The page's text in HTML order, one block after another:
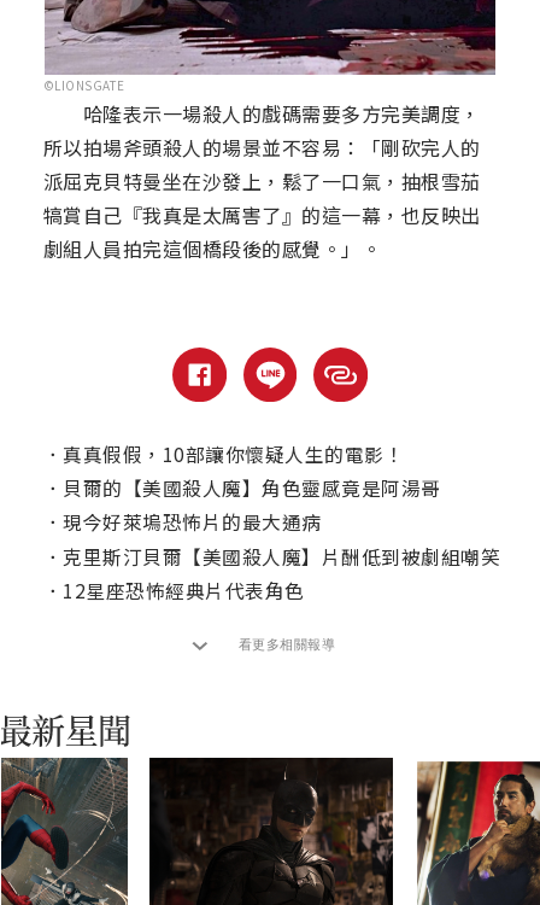
©LIONSGATE
哈隆表示一場殺人的戲碼需要多方完美調度，
所以拍場斧頭殺人的場景並不容易：「剛砍完人的
派屈克貝特曼坐在沙發上，鬆了一口氣，抽根雪茄
犒賞自己『我真是太厲害了』的這一幕，也反映出
劇組人員拍完這個橋段後的感覺。」。
． 真真假假，10部讓你懷疑人生的電影！
． 貝爾的【美國殺人魔】角色靈感竟是阿湯哥
． 現今好萊塢恐怖片的最大通病
． 克里斯汀貝爾【美國殺人魔】片酬低到被劇組嘲笑
． 12星座恐怖經典片代表角色
看更多相關報導